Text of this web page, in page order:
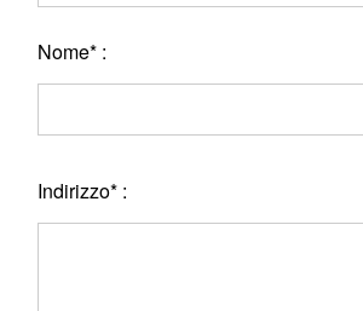
Nome* :
Indirizzo* :